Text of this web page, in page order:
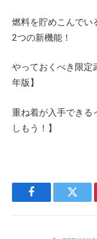
燃料を貯めこんでい
2つの新機能！
やっておくべき限定
年版】
重ね着が入手できる
しもう！】
Facebook